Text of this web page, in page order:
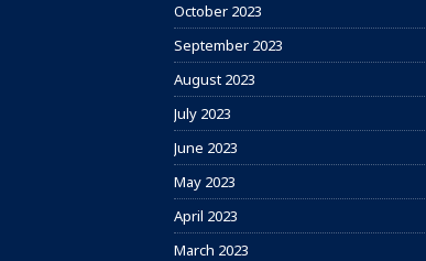
October 2023
September 2023
August 2023
July 2023
June 2023
May 2023
April 2023
March 2023